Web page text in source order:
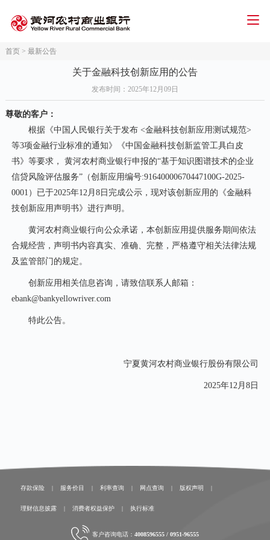
个人金融
公司金融
网络金融
三农金融
信用卡
关于我们
首页> 最新公告
关于金融科技创新应用的公告
发布时间 ：2025年12月09日
尊敬的客户：
根据《中国人民银行关于发布<金融科技创新应用测试规范>
等3项金融行业标准的通知》《中国金融科技创新监管工具白皮
书》等要求， 黄河农村商业银行申报的“基于知识图谱技术的企业
信贷风险评估服务”（创新应用编号:91640000670447100G-2025-
0001 ） 已于2025年12月 8日完成公示，现对该创新应用的《金融科
技创新应用声明书》进行声明。
黄河农村商业银行向公众承诺，本创新应用提供服务期间依法
合规经营，声明书内容真实、准确、完整，严格遵守相关法律法规
及监管部门的规定。
创新应用相关信息咨询，请致信联系人邮箱：
ebank@bankyellowriver.com
特此公告。
宁夏黄河农村商业银行股份有限公司
2025年12月8 日
存款保险 | 服务价目 | 利率查询 | 网点查询 | 版权声明 |
理财信息披露 | 消费者权益保护 | 执行标准
客户咨询电话： 4008596555 / 0951-96555